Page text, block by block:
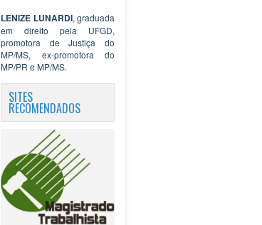
LENIZE LUNARDI, graduada
em direito pela UFGD,
promotora de Justiça do
MP/MS, ex-promotora do
MP/PR e MP/MS.
SITES
RECOMENDADOS